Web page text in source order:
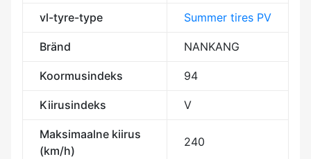
vl-tyre-type Summer tires PV
Bränd NANKANG
Koormusindeks 94
Kiirusindeks V
Maksimaalne kiirus
(km/h)
240